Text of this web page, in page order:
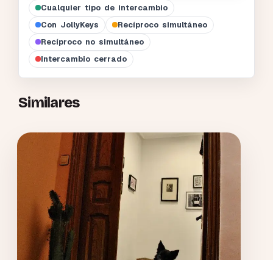
Cualquier tipo de intercambio
Con JollyKeys
Recíproco simultáneo
Recíproco no simultáneo
Intercambio cerrado
Similares